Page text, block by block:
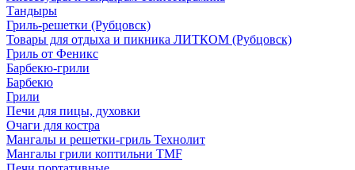
Тандыры
Гриль-решетки (Рубцовск)
Товары для отдыха и пикника ЛИТКОМ (Рубцовск)
Гриль от Феникс
Барбекю-грили
Барбекю
Грили
Печи для пицы, духовки
Очаги для костра
Мангалы и решетки-гриль Технолит
Мангалы грили коптильни TMF